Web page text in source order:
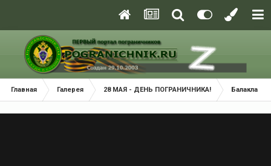
Главная Галерея 28 МАЯ - ДЕНЬ ПОГРАНИЧНИКА! Балаклава